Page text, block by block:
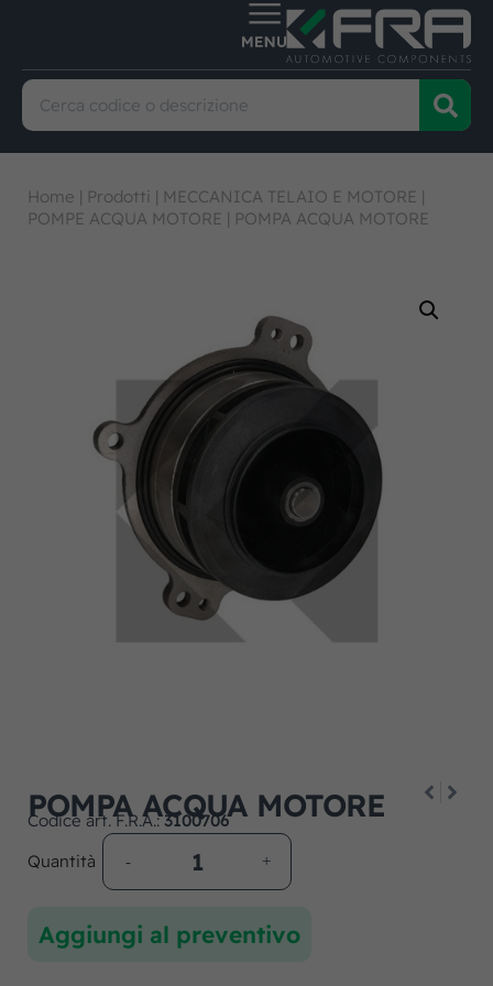
Home | Prodotti | MECCANICA TELAIO E MOTORE |
POMPE ACQUA MOTORE | POMPA ACQUA MOTORE
POMPA ACQUA MOTORE
Codice art. F.R.A.:3100706
Quantità
Aggiungi al preventivo